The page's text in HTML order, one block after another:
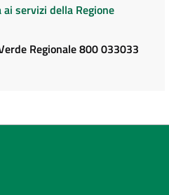
ai servizi della Regione
Regionale 800 033033